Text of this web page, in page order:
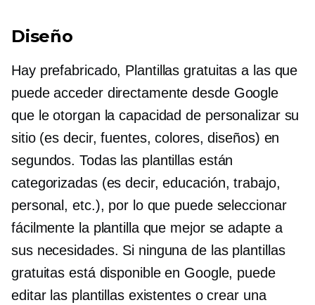
Diseño
Hay prefabricado, Plantillas gratuitas a las que
puede acceder directamente desde Google
que le otorgan la capacidad de personalizar su
sitio (es decir, fuentes, colores, diseños) en
segundos. Todas las plantillas están
categorizadas (es decir, educación, trabajo,
personal, etc.), por lo que puede seleccionar
fácilmente la plantilla que mejor se adapte a
sus necesidades. Si ninguna de las plantillas
gratuitas está disponible en Google, puede
editar las plantillas existentes o crear una